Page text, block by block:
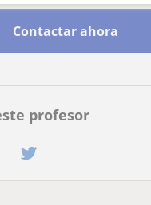
profesor
Contactar ahora